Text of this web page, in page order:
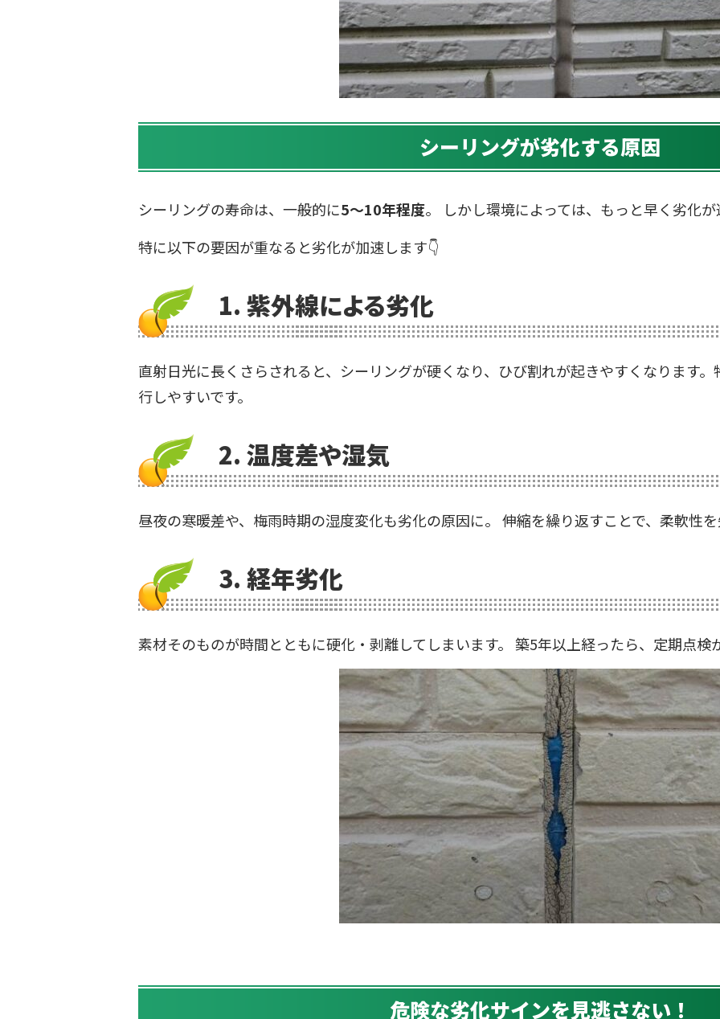
シーリングが劣化する原因
シーリングの寿命は、一般的に5〜10年程度。 しかし環境によっては、もっと早く劣化
特に以下の要因が重なると劣化が加速します👇
1. 紫外線による劣化
直射日光に長くさらされると、シーリングが硬くなり、ひび割れが起きやすくなります
行しやすいです。
2. 温度差や湿気
昼夜の寒暖差や、梅雨時期の湿度変化も劣化の原因に。 伸縮を繰り返すことで、柔軟性
3. 経年劣化
素材そのものが時間とともに硬化・剥離してしまいます。 築5年以上経ったら、定期点検
危険な劣化サインを見逃さない！